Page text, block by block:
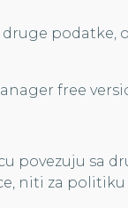
podatke,
free
sa
niti za